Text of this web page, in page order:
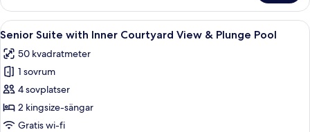
Plunge
Pool
Suite
with
Inner
View
&
Pool
Öppna
alla
foton
för
Senior
Suite
with
Ett modernt hotellrum med en stor
11
Senior Suite with Inner Courtyard View & Plunge Pool
50 kvadratmeter
1 sovrum
4 sovplatser
2 kingsize-sängar
Gratis wi-fi